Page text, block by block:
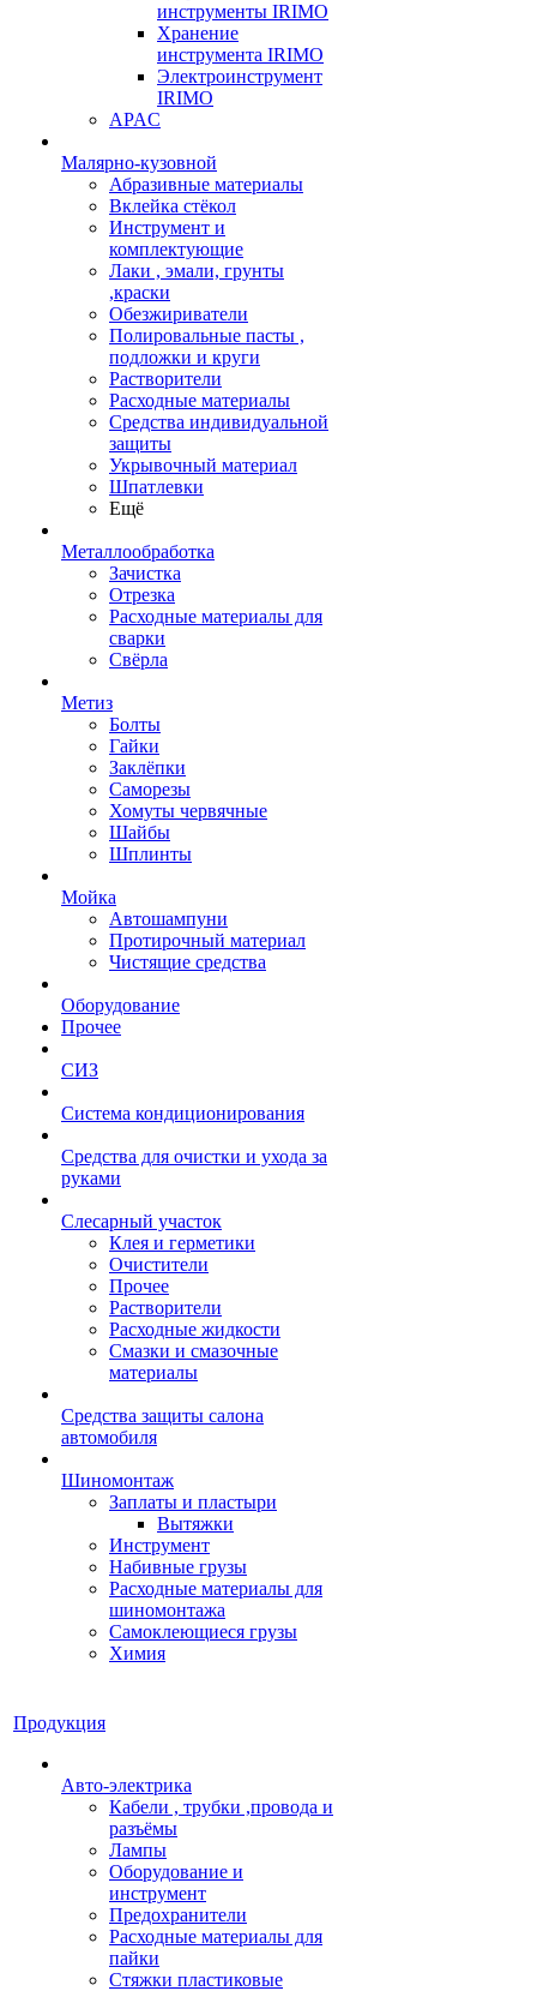
инструменты IRIMO
Хранение
инструмента IRIMO
Электроинструмент
IRIMO
APAC
Малярно-кузовной
Абразивные материалы
Вклейка стёкол
Инструмент и
комплектующие
Лаки , эмали, грунты
,краски
Обезжириватели
Полировальные пасты ,
подложки и круги
Растворители
Расходные материалы
Средства индивидуальной
защиты
Укрывочный материал
Шпатлевки
Ещё
Металлообработка
Зачистка
Отрезка
Расходные материалы для
сварки
Свёрла
Метиз
Болты
Гайки
Заклёпки
Саморезы
Хомуты червячные
Шайбы
Шплинты
Мойка
Автошампуни
Протирочный материал
Чистящие средства
Оборудование
Прочее
СИЗ
Система кондиционирования
Средства для очистки и ухода за
руками
Слесарный участок
Клея и герметики
Очистители
Прочее
Растворители
Расходные жидкости
Смазки и смазочные
материалы
Средства защиты салона
автомобиля
Шиномонтаж
Заплаты и пластыри
Вытяжки
Инструмент
Набивные грузы
Расходные материалы для
шиномонтажа
Самоклеющиеся грузы
Химия
Продукция
Авто-электрика
Кабели , трубки ,провода и
разъёмы
Лампы
Оборудование и
инструмент
Предохранители
Расходные материалы для
пайки
Стяжки пластиковые